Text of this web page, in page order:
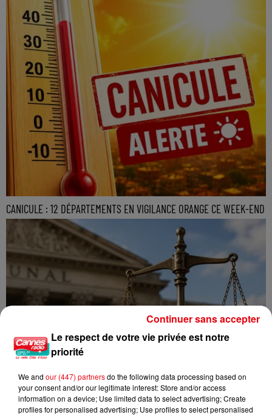
CANICULE : 12 DÉPARTEMENTS EN VIGILANCE ORANGE CE WEEK-END
Le respect de votre vie privée est notre
priorité
We and our (447) partnersdo the following data processing based on
your consent and/or our legitimate interest: Store and/or access
information on a device; Use limited data to select advertising; Create
profiles for personalised advertising; Use profiles to select personalised
Continuer sans accepter